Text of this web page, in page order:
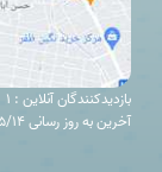
بازدیدکنندگان آنلاین : 1
آخرین به روز رسانی 1405/05/14 10:00